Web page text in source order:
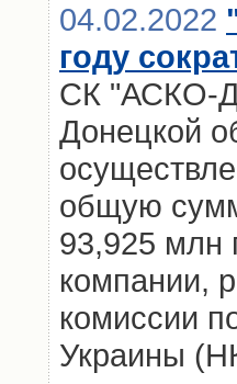
04.02.2022
году
СК "АСКО-
Донецкой
общую
93,925 млн
компании,
комиссии
Украины